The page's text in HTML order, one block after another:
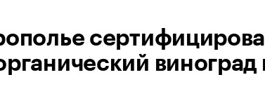
виноград